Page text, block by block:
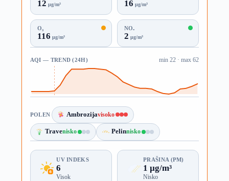
12 µg/m³ 16 µg/m³
O₃
116 µg/m³
NO₂
2 µg/m³
AQI — TREND (24H) min 22 · max 62
POLEN Ambrozijavisoko
Travenisko Pelinnisko
UV INDEKS
6
Visok
PRAŠINA (PM)
1 µg/m³
Nisko